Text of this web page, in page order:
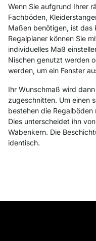
Wenn Sie aufgrund Ihrer
Fachböden,
Maßen benötigen, ist das
Regalplaner können Sie
individuelles Maß
Nischen genutzt werden
werden, um ein Fenster
Ihr Wunschmaß wird
zugeschnitten. Um einen
bestehen die
Dies unterscheidet ihn
Wabenkern. Die
identisch.